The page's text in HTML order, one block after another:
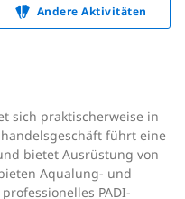
Andere Aktivitäten
sich praktischerweise in
führt eine
bietet Ausrüstung von
Aqualung- und
PADI-